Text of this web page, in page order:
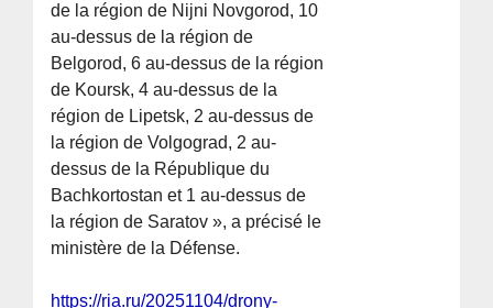
de la région de Nijni Novgorod, 10
au-dessus de la région de
Belgorod, 6 au-dessus de la région
de Koursk, 4 au-dessus de la
région de Lipetsk, 2 au-dessus de
la région de Volgograd, 2 au-
dessus de la République du
Bachkortostan et 1 au-dessus de
la région de Saratov », a précisé le
ministère de la Défense.
https://ria.ru/20251104/drony-